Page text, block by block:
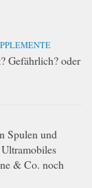
Gefährlich? oder
Spulen und
& Co. noch